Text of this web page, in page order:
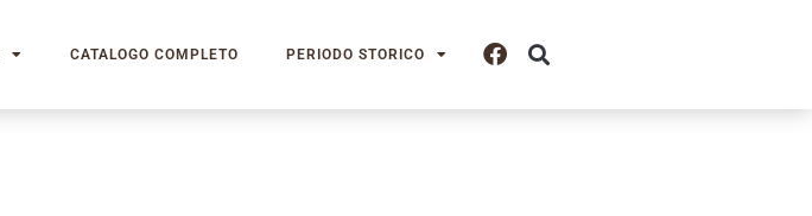
CATALOGO COMPLETO PERIODO STORICO